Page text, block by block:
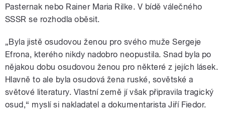
Pasternak nebo Rainer Maria Rilke. V bídě válečného
SSSR se rozhodla oběsit.
„Byla jistě osudovou ženou pro svého muže Sergeje
Efrona, kterého nikdy nadobro neopustila. Snad byla po
nějakou dobu osudovou ženou pro některé z jejích lásek.
Hlavně to ale byla osudová žena ruské, sovětské a
světové literatury. Vlastní země jí však připravila tragický
osud,“ myslí si nakladatel a dokumentarista Jiří Fiedor.